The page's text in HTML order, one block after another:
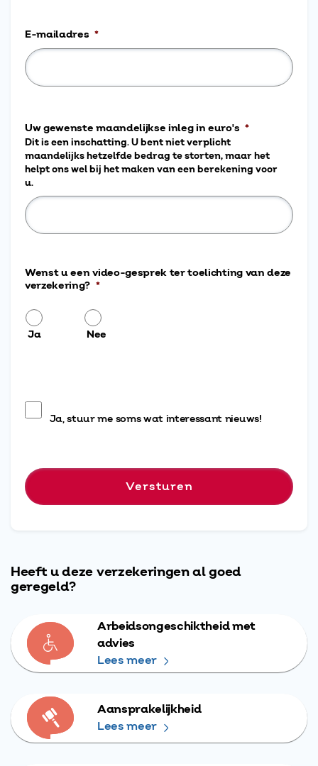
E-mailadres *
Uw gewenste maandelijkse inleg in euro's *
Dit is een inschatting. U bent niet verplicht
maandelijks hetzelfde bedrag te storten, maar het
helpt ons wel bij het maken van een berekening voor
u.
Wenst u een video-gesprek ter toelichting van deze
verzekering? *
Ja Nee
Ja, stuur me soms wat interessant nieuws!
Heeft u deze verzekeringen al goed
geregeld?
Arbeidsongeschiktheid met
advies
Lees meer
Aansprakelijkheid
Lees meer